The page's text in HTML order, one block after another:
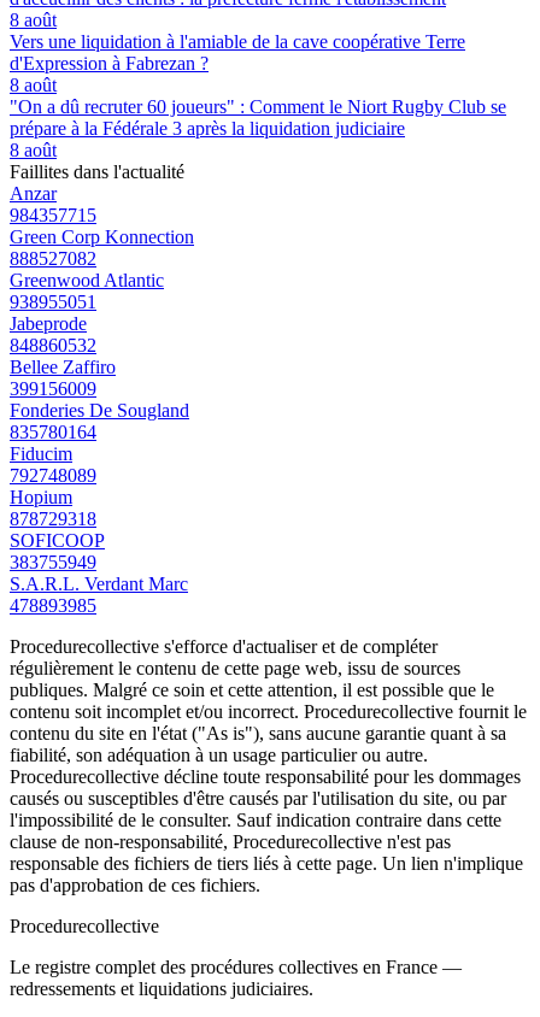
8 août
Vers une liquidation à l'amiable de la cave coopérative Terre
d'Expression à Fabrezan ?
8 août
"On a dû recruter 60 joueurs" : Comment le Niort Rugby Club se
prépare à la Fédérale 3 après la liquidation judiciaire
8 août
Faillites dans l'actualité
Anzar
984357715
Green Corp Konnection
888527082
Greenwood Atlantic
938955051
Jabeprode
848860532
Bellee Zaffiro
399156009
Fonderies De Sougland
835780164
Fiducim
792748089
Hopium
878729318
SOFICOOP
383755949
S.A.R.L. Verdant Marc
478893985
Procedurecollective s'efforce d'actualiser et de compléter
régulièrement le contenu de cette page web, issu de sources
publiques. Malgré ce soin et cette attention, il est possible que le
contenu soit incomplet et/ou incorrect. Procedurecollective fournit le
contenu du site en l'état ("As is"), sans aucune garantie quant à sa
fiabilité, son adéquation à un usage particulier ou autre.
Procedurecollective décline toute responsabilité pour les dommages
causés ou susceptibles d'être causés par l'utilisation du site, ou par
l'impossibilité de le consulter. Sauf indication contraire dans cette
clause de non-responsabilité, Procedurecollective n'est pas
responsable des fichiers de tiers liés à cette page. Un lien n'implique
pas d'approbation de ces fichiers.
Procedurecollective
Le registre complet des procédures collectives en France —
redressements et liquidations judiciaires.